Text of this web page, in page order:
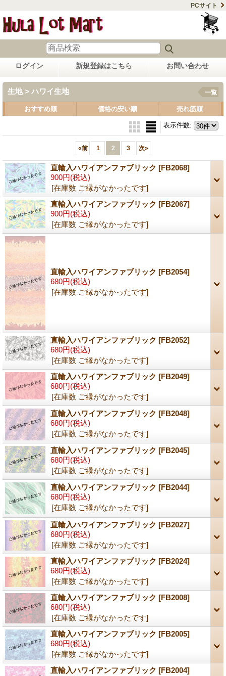
PCサイト
ログイン 新規登録はこちら お問い合わせ
生地 > ハワイ生地 一覧
おすすめ順 価格の安い順 売れ筋順
表示件数:
«前 1 2 3 次»
直輸入ハワイアンファブリック [FB2068]
900円(税込)
[在庫数 ご縁がなかったです]
直輸入ハワイアンファブリック [FB2067]
900円(税込)
[在庫数 ご縁がなかったです]
直輸入ハワイアンファブリック [FB2054]
680円(税込)
[在庫数 ご縁がなかったです]
直輸入ハワイアンファブリック [FB2052]
680円(税込)
[在庫数 ご縁がなかったです]
直輸入ハワイアンファブリック [FB2049]
680円(税込)
[在庫数 ご縁がなかったです]
直輸入ハワイアンファブリック [FB2048]
680円(税込)
[在庫数 ご縁がなかったです]
直輸入ハワイアンファブリック [FB2045]
680円(税込)
[在庫数 ご縁がなかったです]
直輸入ハワイアンファブリック [FB2044]
680円(税込)
[在庫数 ご縁がなかったです]
直輸入ハワイアンファブリック [FB2027]
680円(税込)
[在庫数 ご縁がなかったです]
直輸入ハワイアンファブリック [FB2024]
680円(税込)
[在庫数 ご縁がなかったです]
直輸入ハワイアンファブリック [FB2008]
680円(税込)
[在庫数 ご縁がなかったです]
直輸入ハワイアンファブリック [FB2005]
680円(税込)
[在庫数 ご縁がなかったです]
直輸入ハワイアンファブリック [FB2004]